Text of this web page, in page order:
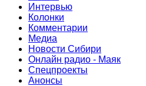
Интервью
Колонки
Комментарии
Медиа
Новости Сибири
Онлайн радио - Маяк
Спецпроекты
Анонсы